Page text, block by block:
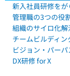
新入社員研修を
管理職の3つの役
組織のサイロ化
チームビルディ
ビジョン・パー
DX研修 for X